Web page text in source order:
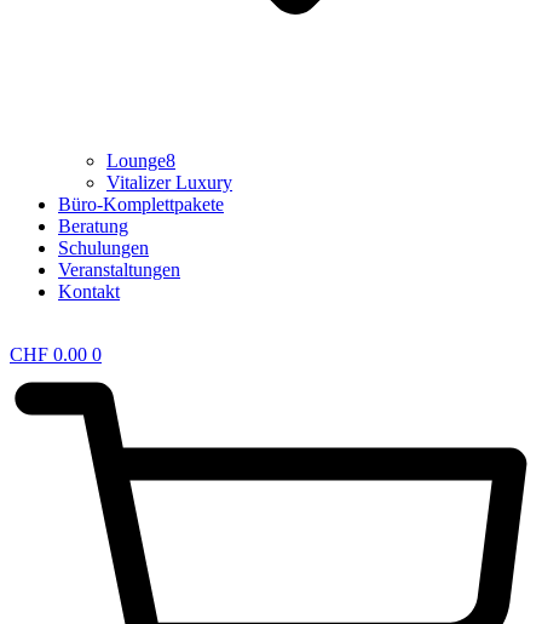
Lounge8
Vitalizer Luxury
Büro-Komplettpakete
Beratung
Schulungen
Veranstaltungen
Kontakt
CHF 0.00 0